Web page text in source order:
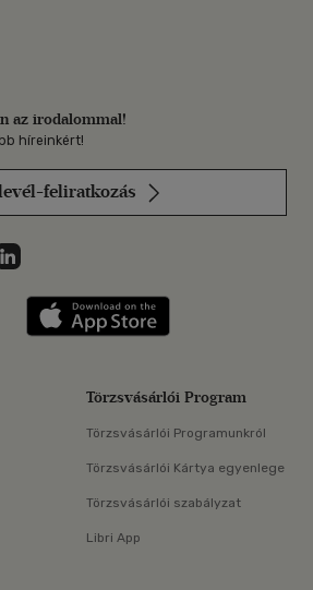
az irodalommal!
híreinkért!
feliratkozás
on
az Instagramon
Libri a LinkedInen
Libri applikáció Szerezd meg: Google
Törzsvásárlói Program
Törzsvásárlói Programunkról
Törzsvásárlói Kártya egyenlege
Törzsvásárlói szabályzat
Libri App